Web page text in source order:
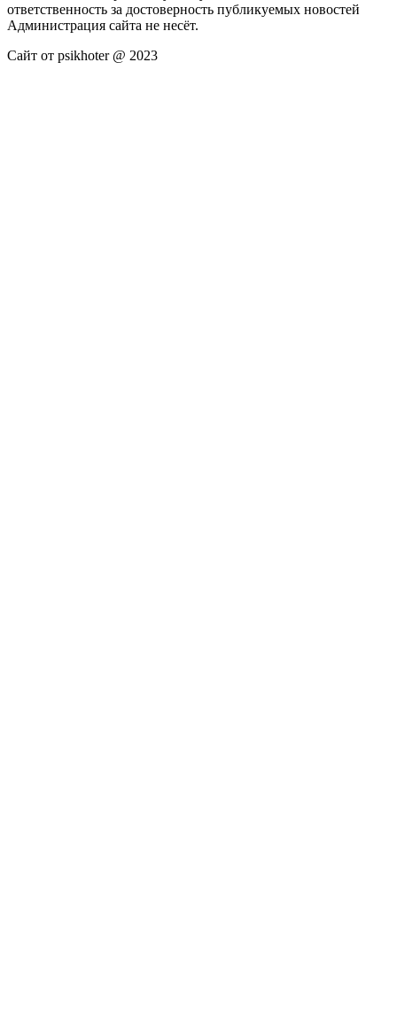
ответственность за достоверность публикуемых новостей
Администрация сайта не несёт.
Сайт от psikhoter @ 2023